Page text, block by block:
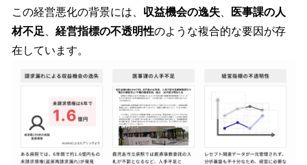
この経営悪化の背景には、 収益機会の逸失
医事課の人
材不足
経営指標の不透明性のような複合的な要因が存
在しています。